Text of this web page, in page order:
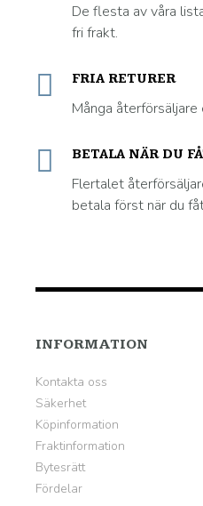
De flesta av våra
fri frakt.
FRIA RETURER
Många
BETALA NÄR DU
Flertalet
betala först när du
INFORMATION
Kontakta oss
Säkerhet
Köpinformation
Fraktinformation
Bytesrätt
Fördelar